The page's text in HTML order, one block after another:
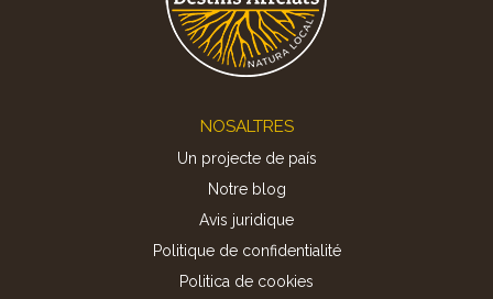
NOSALTRES
Un projecte de país
Notre blog
Avis juridique
Politique de confidentialité
Politica de cookies